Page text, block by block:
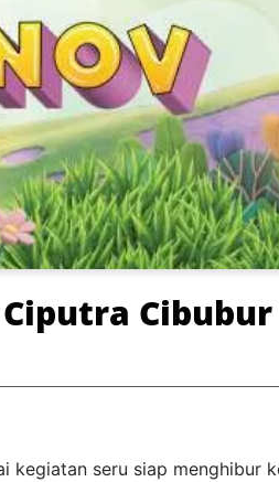
Cibubur
kegiatan seru siap menghibur